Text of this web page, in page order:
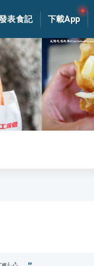
表食記 下載App